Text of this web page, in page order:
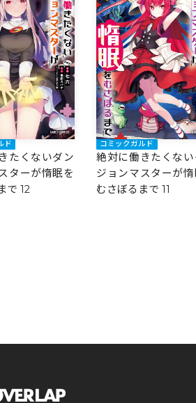
ド
たくないダン
ターが惰眠を
で 12
コミックガルド
絶対に働きたくな
ジョンマスターが
むさぼるまで 11